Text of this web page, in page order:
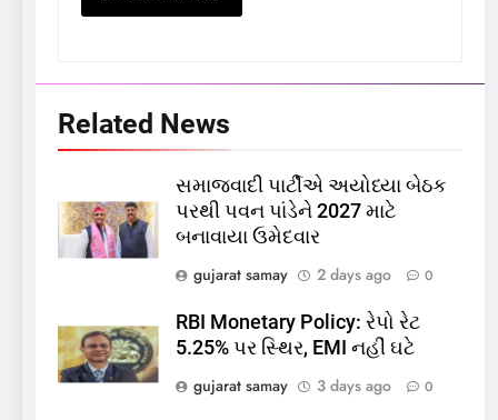
Related News
સમાજવાદી પાર્ટીએ અયોધ્યા બેઠક
પરથી પવન પાંડેને 2027 માટે
બનાવાયા ઉમેદવાર
gujarat samay
2 days ago 0
RBI Monetary Policy: રેપો રેટ
5.25% પર સ્થિર, EMI નહીં ઘટે
gujarat samay
3 days ago 0
કોડીનારના છારા દરિયાકાંઠે પાંચ
કિશોરો ડૂબ્યા, 3નો બચાવ, 2
લાપતા
GUJARAT TOP NEWS
પાસપોર્ટ વેરિફિકેશન માટે હવે
પોલીસ સ્ટેશનના ધક્કામાંથી
મુક્તિ,ગુજરાતમાં વેરિફિકેશન
GUJARAT TOP NEWS